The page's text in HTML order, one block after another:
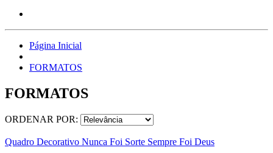
Página Inicial
FORMATOS
FORMATOS
ORDENAR POR:
Quadro Decorativo Nunca Foi Sorte Sempre Foi Deus